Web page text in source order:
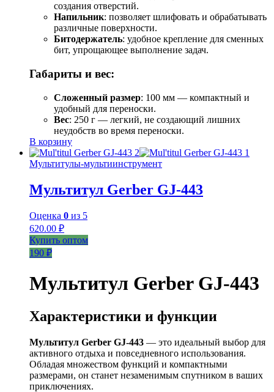
создания отверстий.
Напильник: позволяет шлифовать и обрабатывать
различные поверхности.
Битодержатель: удобное крепление для сменных
бит, упрощающее выполнение задач.
Габариты и вес:
Сложенный размер: 100 мм — компактный и
удобный для переноски.
Вес: 250 г — легкий, не создающий лишних
неудобств во время переноски.
В корзину
Мультитулы-мультиинструмент
Мультитул Gerber GJ-443
Оценка 0 из 5
620.00 ₽
Купить оптом
190 ₽
Мультитул Gerber GJ-443
Характеристики и функции
Мультитул Gerber GJ-443 — это идеальный выбор для
активного отдыха и повседневного использования.
Обладая множеством функций и компактными
размерами, он станет незаменимым спутником в ваших
приключениях.